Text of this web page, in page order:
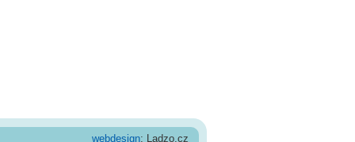
webdesign: Ladzo.cz